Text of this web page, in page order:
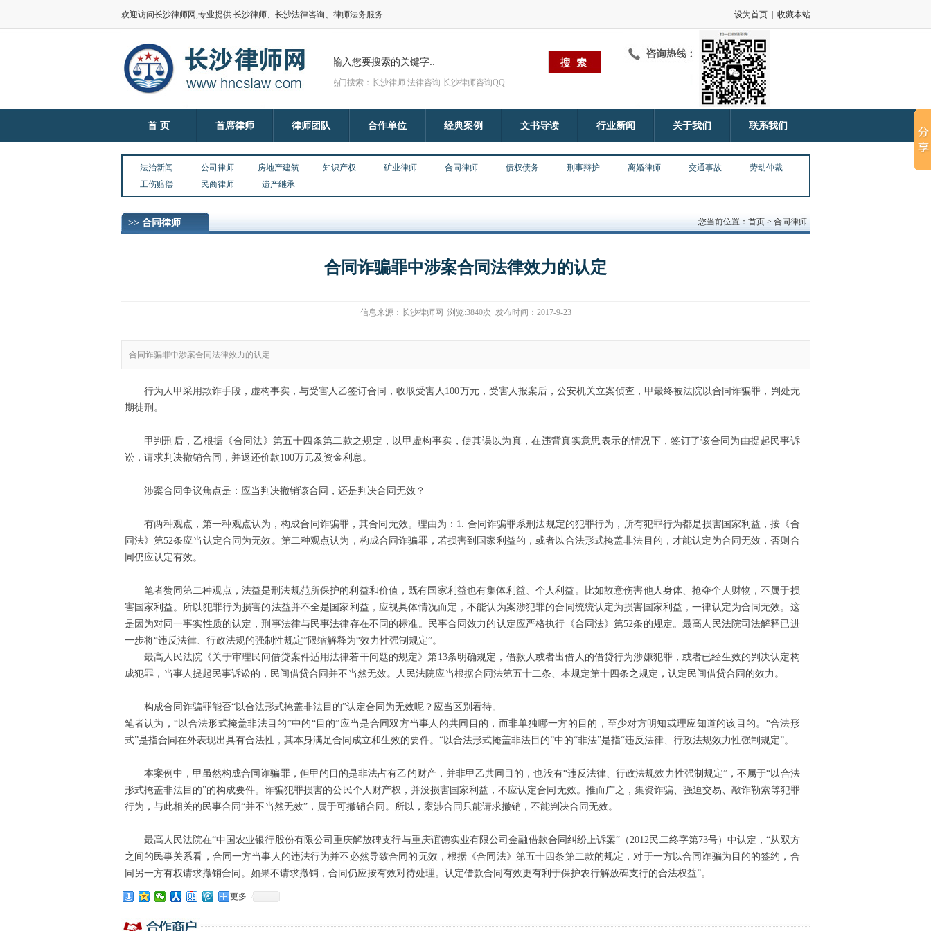
欢迎访问长沙律师网,专业提供 长沙律师、长沙法律咨询、律师法务服务 设为首页| 收藏本站
热门搜索：长沙律师 法律咨询 长沙律师咨询QQ
首 页 首席律师 律师团队 合作单位 经典案例 文书导读 行业新闻 关于我们 联系我们
法治新闻 公司律师 房地产建筑 知识产权 矿业律师 合同律师 债权债务 刑事辩护 离婚律师 交通事故
劳动仲裁
工伤赔偿
民商律师 遗产继承
>> 合同律师 您当前位置：首页 > 合同律师
合同诈骗罪中涉案合同法律效力的认定
信息来源： 长沙律师网 浏览:3840次 发布时间：2017-9-23
合同诈骗罪中涉案合同法律效力的认定
行为人甲采用欺诈手段，虚构事实，与受害人乙签订合同，收取受害人 100万元，受害人报案后，公安机关立案侦查，甲最终被法院以合同诈骗罪，判处无
期徒刑。
甲判刑后，乙根据《合同法》第五十四条第二款之规定，以甲虚构事实，使其误以为真，在违背真实意思表示的情况下，签订了该合同为由提起民事诉
讼，请求判决撤销合同，并返还价款100万元及资金利息。
涉案合同争议焦点是：应当判决撤销该合同，还是判决合同无效？
有两种观点，第一种观点认为，构成合同诈骗罪，其合同无效。理由为： 1. 合同诈骗罪系刑法规定的犯罪行为，所有犯罪行为都是损害国家利益，按《合
同法》第52条应当认定合同为无效。第二种观点认为，构成合同诈骗罪，若损害到国家利益的，或者以合法形式掩盖非法目的，才能认定为合同无效，否则合
同仍应认定有效。
笔者赞同第二种观点，法益是刑法规范所保护的利益和价值，既有国家利益也有集体利益、个人利益。比如故意伤害他人身体、抢夺个人财物，不属于损
害国家利益。所以犯罪行为损害的法益并不全是国家利益，应视具体情况而定，不能认为案涉犯罪的合同统统认定为损害国家利益，一律认定为合同无效。这
是因为对同一事实性质的认定，刑事法律与民事法律存在不同的标准。民事合同效力的认定应严格执行《合同法》第52条的规定。最高人民法院司法解释已进
一步将“违反法律、行政法规的强制性规定”限缩解释为“效力性强制规定”。
最高人民法院《关于审理民间借贷案件适用法律若干问题的规定》第13条明确规定，借款人或者出借人的借贷行为涉嫌犯罪，或者已经生效的判决认定构
成犯罪，当事人提起民事诉讼的，民间借贷合同并不当然无效。人民法院应当根据合同法第五十二条、本规定第十四条之规定，认定民间借贷合同的效力。
构成合同诈骗罪能否“以合法形式掩盖非法目的”认定合同为无效呢？应当区别看待。
笔者认为，“以合法形式掩盖非法目的”中的“目的”应当是合同双方当事人的共同目的，而非单独哪一方的目的，至少对方明知或理应知道的该目的。“合法形
式”是指合同在外表现出具有合法性，其本身满足合同成立和生效的要件。“以合法形式掩盖非法目的”中的“非法”是指“违反法律、行政法规效力性强制规定”。
本案例中，甲虽然构成合同诈骗罪，但甲的目的是非法占有乙的财产，并非甲乙共同目的，也没有“违反法律、行政法规效力性强制规定”，不属于“以合法
形式掩盖非法目的”的构成要件。诈骗犯罪损害的公民个人财产权，并没损害国家利益，不应认定合同无效。推而广之，集资诈骗、强迫交易、敲诈勒索等犯罪
行为，与此相关的民事合同“并不当然无效”，属于可撤销合同。所以，案涉合同只能请求撤销，不能判决合同无效。
最高人民法院在“中国农业银行股份有限公司重庆解放碑支行与重庆谊德实业有限公司金融借款合同纠纷上诉案”（2012民二终字第73号）中认定，“从双方
之间的民事关系看，合同一方当事人的违法行为并不必然导致合同的无效，根据《合同法》第五十四条第二款的规定，对于一方以合同诈骗为目的的签约，合
同另一方有权请求撤销合同。如果不请求撤销，合同仍应按有效对待处理。认定借款合同有效更有利于保护农行解放碑支行的合法权益”。
更多